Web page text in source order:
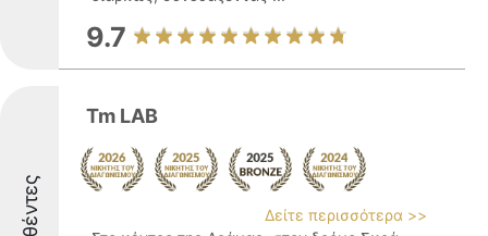
9.7
Tm LAB
Δείτε περισσότερα >>